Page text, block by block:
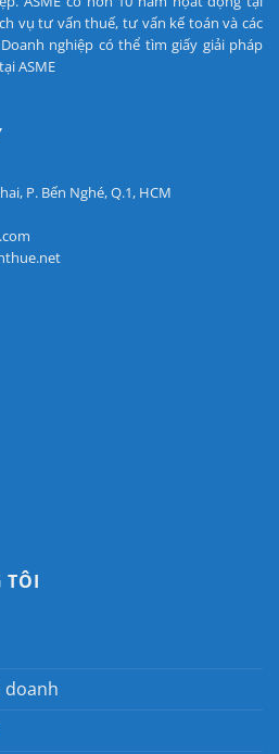
vụ tư vấn thuế, tư vấn kế toán và các
nghiệp có thể tìm giấy giải pháp
ASME
P. Bến Nghé, Q.1, HCM
TÔI
doanh